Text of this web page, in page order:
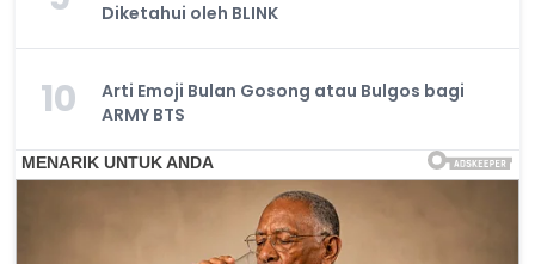
Diketahui oleh BLINK
10
Arti Emoji Bulan Gosong atau Bulgos bagi
ARMY BTS